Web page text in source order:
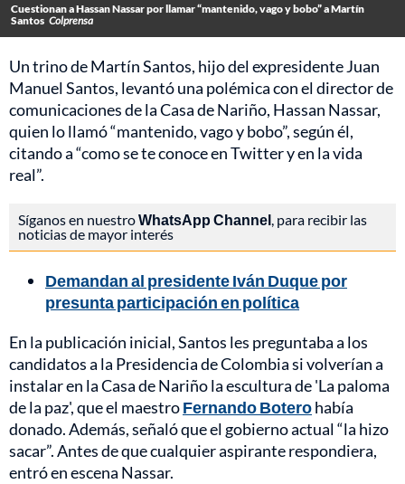
Cuestionan a Hassan Nassar por llamar “mantenido, vago y bobo” a Martín
Santos Colprensa
Un trino de Martín Santos, hijo del expresidente Juan
Manuel Santos, levantó una polémica con el director de
comunicaciones de la Casa de Nariño, Hassan Nassar,
quien lo llamó “mantenido, vago y bobo”, según él,
citando a “como se te conoce en Twitter y en la vida
real”.
Síganos en nuestroWhatsApp Channel, para recibir las
noticias de mayor interés
Demandan al presidente Iván Duque por
presunta participación en política
En la publicación inicial, Santos les preguntaba a los
candidatos a la Presidencia de Colombia si volverían a
instalar en la Casa de Nariño la escultura de 'La paloma
de la paz', que el maestroFernando Boterohabía
donado. Además, señaló que el gobierno actual “la hizo
sacar”. Antes de que cualquier aspirante respondiera,
entró en escena Nassar.